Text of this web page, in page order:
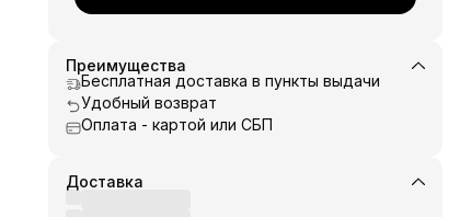
Преимущества
Бесплатная доставка в пункты выдачи
Удобный возврат
Оплата - картой или СБП
Доставка